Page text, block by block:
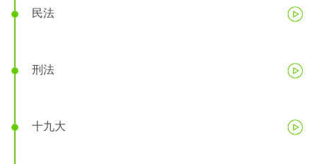
民法
刑法
十九大